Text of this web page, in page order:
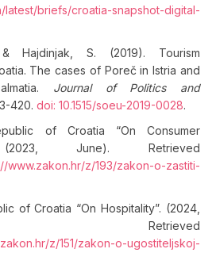
latest/briefs/croatia-snapshot-digital-
Hajdinjak, S. (2019). Tourism
The cases of Poreč in Istria and
Journal of Politics and
420. doi: 10.1515/soeu-2019-0028.
of Croatia “On Consumer
(2023, June). Retrieved
www.zakon.hr/z/193/zakon-o-zastiti-
of Croatia “On Hospitality”. (2024,
Retrieved
z/151/zakon-o-ugostiteljskoj-